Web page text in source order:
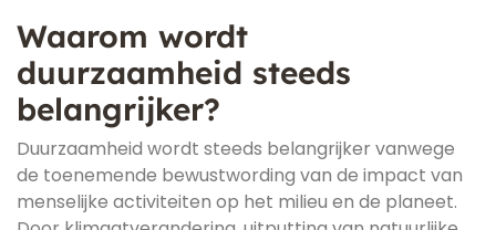
Waarom wordt
duurzaamheid steeds
belangrijker?
Duurzaamheid wordt steeds belangrijker vanwege
de toenemende bewustwording van de impact van
menselijke activiteiten op het milieu en de planeet.